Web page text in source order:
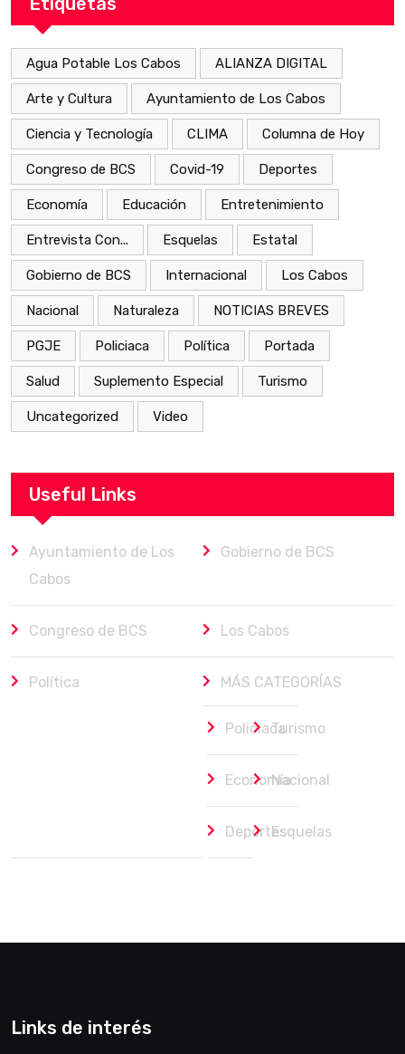
Agua Potable Los Cabos ALIANZA DIGITAL
Arte y Cultura Ayuntamiento de Los Cabos
Ciencia y Tecnología CLIMA Columna de Hoy
Congreso de BCS Covid-19 Deportes
Economía Educación Entretenimiento
Entrevista Con... Esquelas Estatal
Gobierno de BCS Internacional Los Cabos
Nacional Naturaleza NOTICIAS BREVES
PGJE Policiaca Política Portada
Salud Suplemento Especial Turismo
Uncategorized Video
Useful Links
Ayuntamiento de Los
Cabos
Gobierno de BCS
Congreso de BCS Los Cabos
Política MÁS CATEGORÍAS
PoliciacaTurismo
EconomíaNacional
DeportesEsquelas
Links de interés